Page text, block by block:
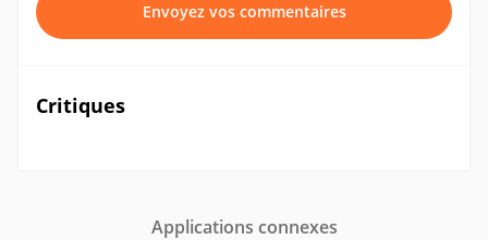
Envoyez vos commentaires
Critiques
Applications connexes